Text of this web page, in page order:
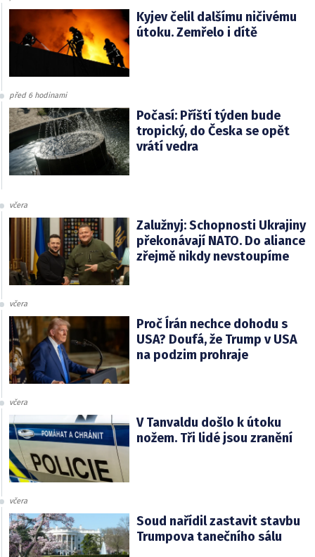
Kyjev čelil dalšímu ničivému
útoku. Zemřelo i dítě
před 6 hodinami
Počasí: Příští týden bude
tropický, do Česka se opět
vrátí vedra
včera
Zalužnyj: Schopnosti Ukrajiny
překonávají NATO. Do aliance
zřejmě nikdy nevstoupíme
včera
Proč Írán nechce dohodu s
USA? Doufá, že Trump v USA
na podzim prohraje
včera
V Tanvaldu došlo k útoku
nožem. Tři lidé jsou zranění
včera
Soud nařídil zastavit stavbu
Trumpova tanečního sálu